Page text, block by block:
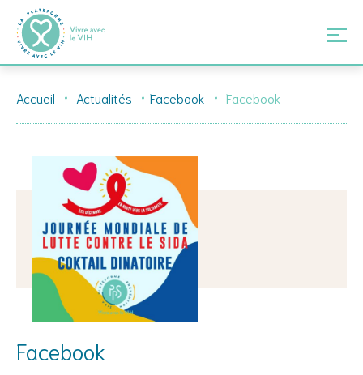
Accueil Actualités Facebook Facebook
Facebook